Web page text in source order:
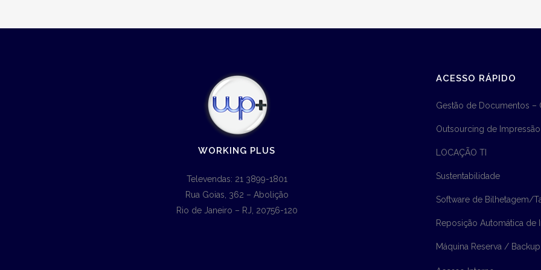
WORKING PLUS
Televendas: 21 3899-1801
Rua Goias, 362 – Abolição
Rio de Janeiro – RJ, 20756-120
ACESSO RÁPIDO
Gestão de Documentos –
Outsourcing de Impressão
LOCAÇÃO TI
Sustentabilidade
Software de Bilhetagem/
Reposição Automática de
Máquina Reserva / Backup